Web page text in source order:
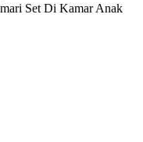
Set Di Kamar Anak